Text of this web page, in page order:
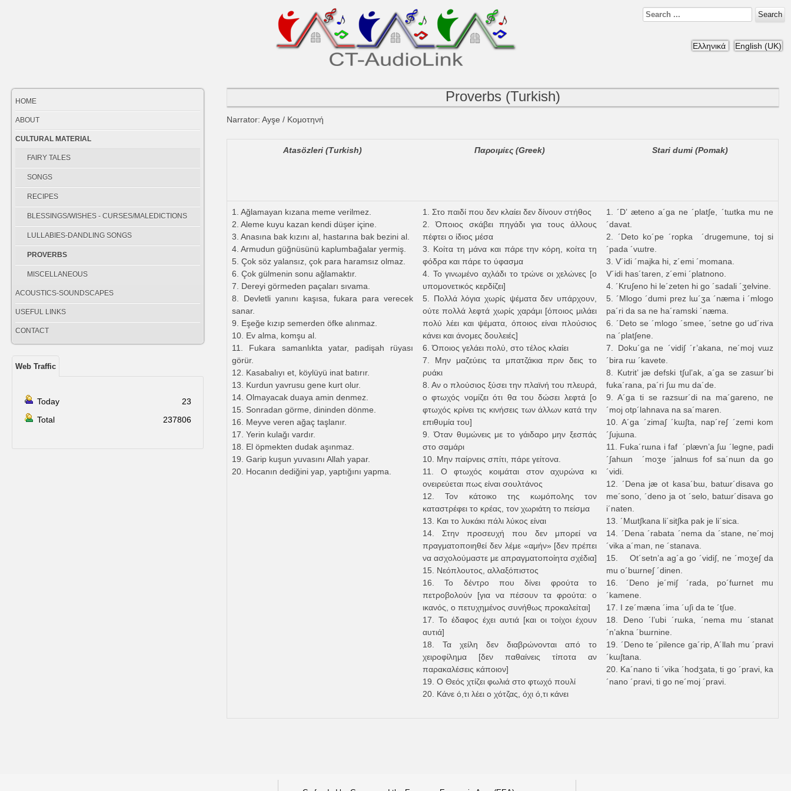
Search
Ελληνικά English (UK)
HOME
ABOUT
CULTURAL MATERIAL
FAIRY TALES
SONGS
RECIPES
BLESSINGS/WISHES - CURSES/MALEDICTIONS
LULLABIES-DANDLING SONGS
PROVERBS
MISCELLANEOUS
ACOUSTICS-SOUNDSCAPES
USEFUL LINKS
CONTACT
Web Traffic
Today
23
Total
237806
Proverbs (Turkish)
Narrator: Ayşe / Κομοτηνή
Atasözleri (Turkish) Παροιμίες (Greek) Stari dumi (Pomak)
1. Ağlamayan kızana meme verilmez.
2. Aleme kuyu kazan kendi düşer içine.
3. Anasına bak kızını al, hastarına bak bezini al.
4. Armudun güğnüsünü kaplumbağalar yermiş.
5. Çok söz yalansız, çok para haramsız olmaz.
6. Çok gülmenin sonu ağlamaktır.
7. Dereyi görmeden paçaları sıvama.
8. Devletli yanını kaşısa, fukara para verecek
sanar.
9. Eşeğe kızıp semerden öfke alınmaz.
10. Ev alma, komşu al.
11. Fukara samanlıkta yatar, padişah rüyası
görür.
12. Kasabalıyı et, köylüyü inat batırır.
13. Kurdun yavrusu gene kurt olur.
14. Olmayacak duaya amin denmez.
15. Sonradan görme, dininden dönme.
16. Meyve veren ağaç taşlanır.
17. Yerin kulağı vardır.
18. El öpmekten dudak aşınmaz.
19. Garip kuşun yuvasını Allah yapar.
20. Hocanın dediğini yap, yaptığını yapma.
1. Στο παιδί που δεν κλαίει δεν δίνουν στήθος
2. Όποιος σκάβει πηγάδι για τους άλλους
πέφτει ο ίδιος μέσα
3. Κοίτα τη μάνα και πάρε την κόρη, κοίτα τη
φόδρα και πάρε το ύφασμα
4. Το γινωμένο αχλάδι το τρώνε οι χελώνες [ο
υπομονετικός κερδίζει]
5. Πολλά λόγια χωρίς ψέματα δεν υπάρχουν,
ούτε πολλά λεφτά χωρίς χαράμι [όποιος μιλάει
πολύ λέει και ψέματα, όποιος είναι πλούσιος
κάνει και άνομες δουλειές]
6. Όποιος γελάει πολύ, στο τέλος κλαίει
7. Μην μαζεύεις τα μπατζάκια πριν δεις το
ρυάκι
8. Αν ο πλούσιος ξύσει την πλαϊνή του πλευρά,
ο φτωχός νομίζει ότι θα του δώσει λεφτά [ο
φτωχός κρίνει τις κινήσεις των άλλων κατά την
επιθυμία του]
9. Όταν θυμώνεις με το γάιδαρο μην ξεσπάς
στο σαμάρι
10. Μην παίρνεις σπίτι, πάρε γείτονα.
11. Ο φτωχός κοιμάται στον αχυρώνα κι
ονειρεύεται πως είναι σουλτάνος
12. Τον κάτοικο της κωμόπολης τον
καταστρέφει το κρέας, τον χωριάτη το πείσμα
13. Και το λυκάκι πάλι λύκος είναι
14. Στην προσευχή που δεν μπορεί να
πραγματοποιηθεί δεν λέμε «αμήν» [δεν πρέπει
να ασχολούμαστε με απραγματοποίητα σχέδια]
15. Νεόπλουτος, αλλαξόπιστος
16. Το δέντρο που δίνει φρούτα το
πετροβολούν [για να πέσουν τα φρούτα: ο
ικανός, ο πετυχημένος συνήθως προκαλείται]
17. Το έδαφος έχει αυτιά [και οι τοίχοι έχουν
αυτιά]
18. Τα χείλη δεν διαβρώνονται από το
χειροφίλημα [δεν παθαίνεις τίποτα αν
παρακαλέσεις κάποιον]
19. Ο Θεός χτίζει φωλιά στο φτωχό πουλί
20. Κάνε ό,τι λέει ο χότζας, όχι ό,τι κάνει
1. ´D’ æteno a´ga ne ´plat∫e, ´tɯtka mu ne
´davat.
2. ´Deto ko´pe ´ropka ´drugemune, toj si
´pada ´vɯtre.
3. V´idi ´majka hi, z´emi ´momana.
V´idi has´taren, z´emi ´platnono.
4. ´Kru∫eno hi le´zeten hi go ´sadali ´ʒelvine.
5. ´Mlogo ´dumi prez lɯ´ʒa ´næma i ´mlogo
pa´ri da sa ne ha´ramski ´næma.
6. ´Deto se ´mlogo ´smee, ´setne go ud´riva
na ´plat∫ene.
7. Doku´ga ne ´vidi∫ ´r’akana, ne´moj vɯz
´bira rɯ ´kavete.
8. Kutrit’ jæ defski t∫ul’ak, a´ga se zasɯr´bi
fuka´rana, pa´ri ∫ɯ mu da´de.
9. A´ga ti se razsɯr´di na ma´gareno, ne
´moj otp´lahnava na sa´maren.
10. A´ga ´zima∫ ´kɯ∫ta, nap´re∫ ´zemi kom
´∫ujɯna.
11. Fuka´rɯna i faf ´plævn’a ∫ɯ ´legne, padi
´∫ahɯn ´moʒe ´jalnɯs fof sa´nɯn da go
´vidi.
12. ´Dena jæ ot kasa´bɯ, batɯr´disava go
me´sono, ´deno ja ot ´selo, batɯr´disava go
i´naten.
13. ´Mɯt∫kana li´sit∫ka pak je li´sica.
14. ´Dena ´rabata ´nema da ´stane, ne´moj
´vika a´man, ne ´stanava.
15. Ot´setn’a ag´a go ´vidi∫, ne ´moʒe∫ da
mu o´bɯrne∫ ´dinen.
16. ´Deno je´mi∫ ´rada, po´fɯrnet mu
´kamene.
17. I ze´mæna ´ima ´u∫i da te ´t∫ue.
18. Deno ´l’ubi ´rɯka, ´nema mu ´stanat
´n’akna ´bɯrnine.
19. ´Deno te ´pilence ga´rip, A´llah mu ´pravi
´kɯ∫tana.
20. Ka´nano ti ´vika ´hodʒata, ti go ´pravi, ka
´nano ´pravi, ti go ne´moj ´pravi.